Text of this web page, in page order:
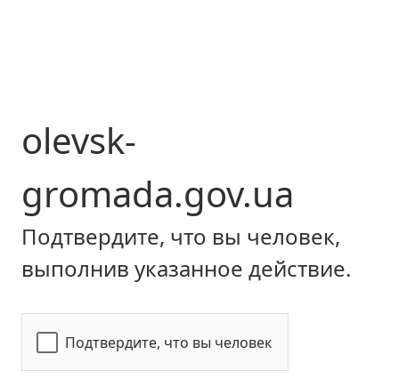
olevsk-
gromada.gov.ua
Подтвердите, что вы человек,
выполнив указанное действие.
Подтвердите, что вы человек